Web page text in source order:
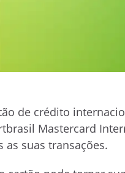
de crédito
Mastercard
as suas transações.